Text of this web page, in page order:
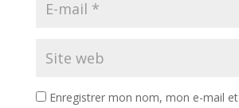
Enregistrer mon nom, mon e-mail